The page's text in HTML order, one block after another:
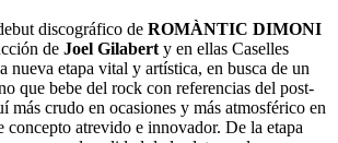
discográfico de ROMÀNTIC DIMONI
de Joel Gilabert y en ellas Caselles
nueva etapa vital y artística, en busca de un
que bebe del rock con referencias del post-
más crudo en ocasiones y más atmosférico en
concepto atrevido e innovador. De la etapa